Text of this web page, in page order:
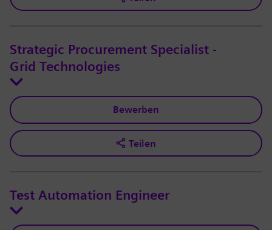
Strategic Procurement Specialist -
Grid Technologies
Bewerben
Teilen
Test Automation Engineer